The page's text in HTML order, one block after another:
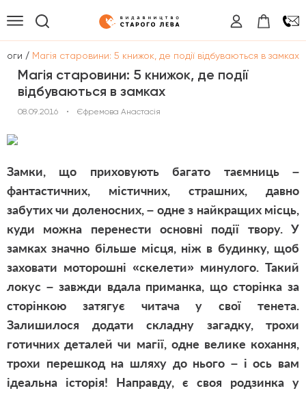
/ Магія старовини: 5 книжок, де події відбуваються в замках
Магія старовини: 5 книжок, де події
відбуваються в замках
08.09.2016 • Єфремова Анастасія
Замки, що приховують багато таємниць –
фантастичних, містичних, страшних, давно
забутих чи доленосних, – одне з найкращих місць,
куди можна перенести основні події твору. У
замках значно більше місця, ніж в будинку, щоб
заховати моторошні «скелети» минулого. Такий
локус – завжди вдала приманка, що сторінка за
сторінкою затягує читача у свої тенета.
Залишилося додати складну загадку, трохи
готичних деталей чи магії, одне велике кохання,
трохи перешкод на шляху до нього – і ось вам
ідеальна історія! Направду, є своя родзинка у